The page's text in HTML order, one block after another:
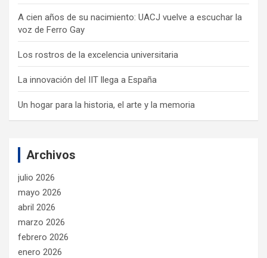
A cien años de su nacimiento: UACJ vuelve a escuchar la
voz de Ferro Gay
Los rostros de la excelencia universitaria
La innovación del IIT llega a España
Un hogar para la historia, el arte y la memoria
Archivos
julio 2026
mayo 2026
abril 2026
marzo 2026
febrero 2026
enero 2026